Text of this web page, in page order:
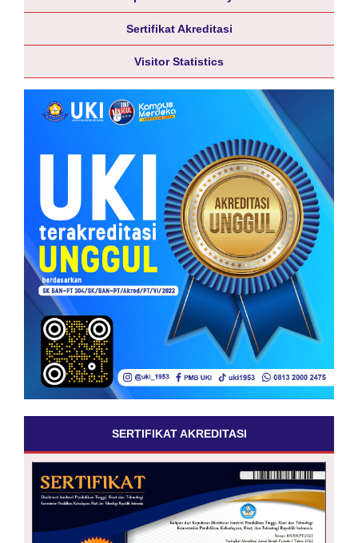
Sertifikat Akreditasi
Visitor Statistics
SERTIFIKAT AKREDITASI